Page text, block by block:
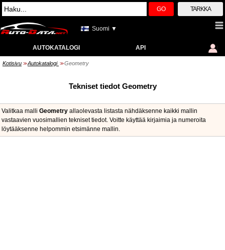
GO TARKKA
Suomi ▼
AUTOKATALOGI API
Kotisivu >> Autokatalogi >> Geometry
Tekniset tiedot Geometry
Valitkaa malli Geometry allaolevasta listasta nähdäksenne kaikki mallin
vastaavien vuosimallien tekniset tiedot. Voitte käyttää kirjaimia ja numeroita
löytääksenne helpommin etsimänne mallin.